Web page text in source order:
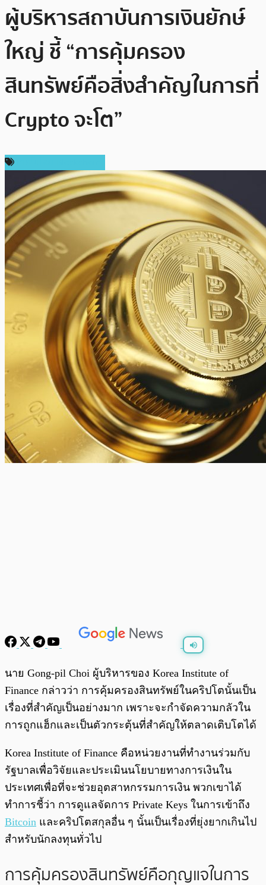
ผู้บริหารสถาบันการเงินยักษ์
ใหญ่ ชี้ “การคุ้มครอง
สินทรัพย์คือสิ่งสำคัญในการที่
Crypto จะโต”
นาย Gong-pil Choi ผู้บริหารของ Korea Institute of
Finance กล่าวว่า การคุ้มครองสินทรัพย์ในคริปโตนั้นเป็น
เรื่องที่สำคัญเป็นอย่างมาก เพราะจะกำจัดความกลัวใน
การถูกแฮ็กและเป็นตัวกระตุ้นที่สำคัญให้ตลาดเติบโตได้
Korea Institute of Finance คือหน่วยงานที่ทำงานร่วมกับ
รัฐบาลเพื่อวิจัยและประเมินนโยบายทางการเงินใน
ประเทศเพื่อที่จะช่วยอุตสาหกรรมการเงิน พวกเขาได้
ทำการชี้ว่า การดูแลจัดการ Private Keys ในการเข้าถึง
Bitcoin และคริปโตสกุลอื่น ๆ นั้นเป็นเรื่องที่ยุ่งยากเกินไป
สำหรับนักลงทุนทั่วไป
การคุ้มครองสินทรัพย์คือกุญแจในการ